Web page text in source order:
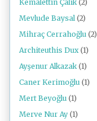
Kemalettin Çalık (2)
Mevlude Baysal (2)
Mihraç Cerrahoğlu (2)
Architeuthis Dux (1)
Ayşenur Alkazak (1)
Caner Kerimoğlu (1)
Mert Beyoğlu (1)
Merve Nur Ay (1)